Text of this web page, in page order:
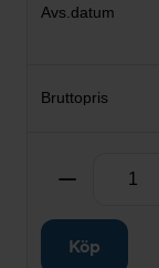
Ta bort
Köp